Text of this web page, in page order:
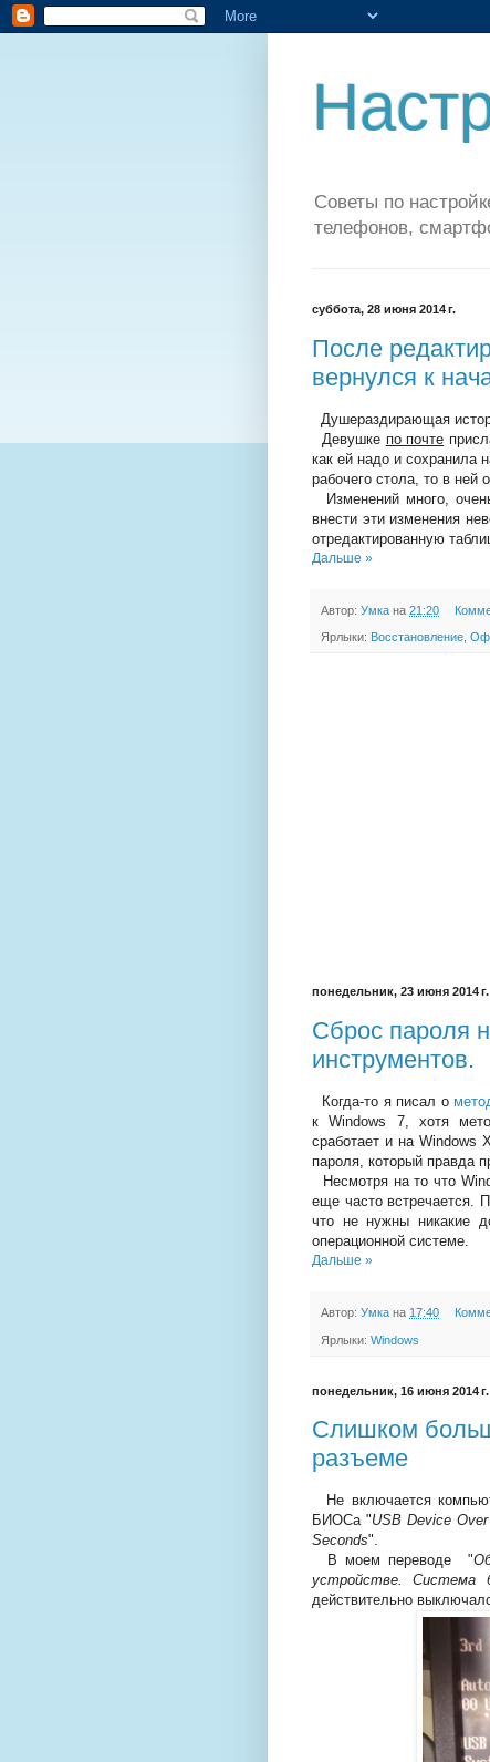
Советы по
телефонов,
суббота, 28 июня 2014 г.
После
вернулся к
Душераздирающая
Девушке по почте
как ей надо и сохранила
рабочего стола, то в ней
Изменений много,
внести эти изменения
отредактированную
Дальше »
Автор: Умка на 21:20
Ярлыки: Восстановление,
понедельник, 23 июня 2014 г.
Сброс пароля
инструментов.
Когда-то я писал о
к Windows 7, хотя
сработает и на
пароля, который правда
Несмотря на то что
еще часто встречается.
что не нужны никакие
операционной системе.
Дальше »
Автор: Умка на 17:40
Ярлыки: Windows
понедельник, 16 июня 2014 г.
Слишком
разъеме
Не включается
БИОСа "USB Device
Seconds".
В моем переводе "
устройстве. Система
действительно